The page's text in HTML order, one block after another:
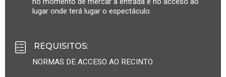
lugar onde terá lugar o espectáculo.
REQUISITOS:
NORMAS DE ACCESO AO RECINTO